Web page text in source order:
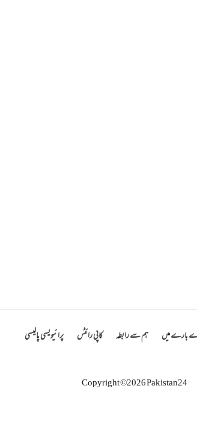
بارے میں ہم سے رابطہ کاپی رائٹس پرائیویسی پالیسی
Copyright ©2026 Pakistan24